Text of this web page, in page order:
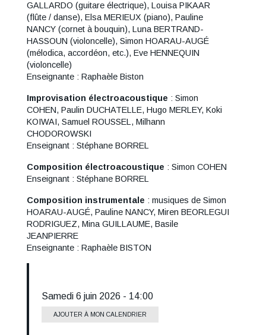
GALLARDO (guitare électrique), Louisa PIKAAR
(flûte / danse), Elsa MERIEUX (piano), Pauline
NANCY (cornet à bouquin), Luna BERTRAND-
HASSOUN (violoncelle), Simon HOARAU-AUGÉ
(mélodica, accordéon, etc.), Eve HENNEQUIN
(violoncelle)
Enseignante : Raphaèle Biston
Improvisation électroacoustique : Simon
COHEN, Paulin DUCHATELLE, Hugo MERLEY, Koki
KOIWAI, Samuel ROUSSEL, Milhann
CHODOROWSKI
Enseignant : Stéphane BORREL
Composition électroacoustique : Simon COHEN
Enseignant : Stéphane BORREL
Composition instrumentale : musiques de Simon
HOARAU-AUGÉ, Pauline NANCY, Miren BEORLEGUI
RODRIGUEZ, Mina GUILLAUME, Basile
JEANPIERRE
Enseignante : Raphaèle BISTON
Samedi 6 juin 2026 - 14:00
AJOUTER À MON CALENDRIER